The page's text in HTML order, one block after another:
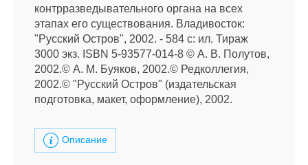
контрразведывательного органа на всех
этапах его существования. Владивосток:
"Русский Остров", 2002. - 584 с: ил. Тираж
3000 экз. ISBN 5-93577-014-8 © А. В. Полутов,
2002.© А. М. Буяков, 2002.© Редколлегия,
2002.© "Русский Остров" (издательская
подготовка, макет, оформление), 2002.
Описание